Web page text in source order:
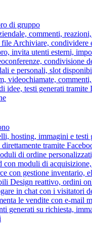
di gruppo
commenti,
file Archiviare, condividere
invita utenti esterni,
condivisione
e personali, slot
videochiamate,
idee, testi generati
hosting, immagini e testi
tramite
di ordine
con moduli di
con gestione inventario,
Design reattivo, ordini
in chat con i visitatori
le vendite con e-mail
generati su richiesta,